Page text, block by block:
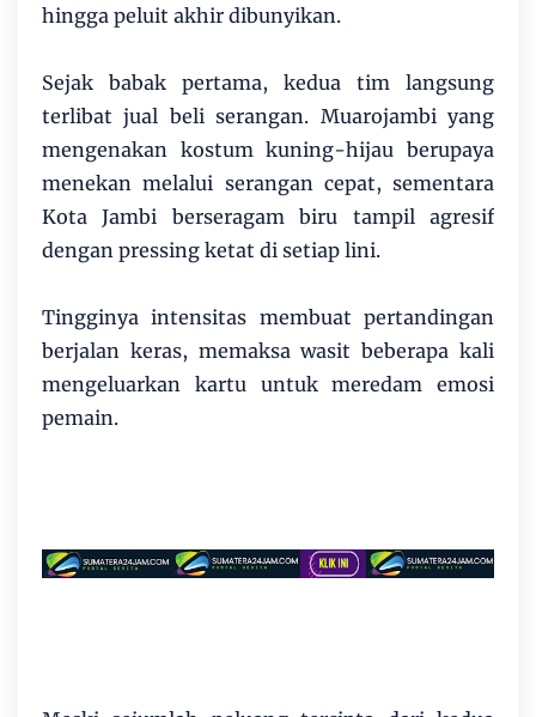
hingga peluit akhir dibunyikan.
Sejak babak pertama, kedua tim langsung
terlibat jual beli serangan. Muarojambi yang
mengenakan kostum kuning-hijau berupaya
menekan melalui serangan cepat, sementara
Kota Jambi berseragam biru tampil agresif
dengan pressing ketat di setiap lini.
Tingginya intensitas membuat pertandingan
berjalan keras, memaksa wasit beberapa kali
mengeluarkan kartu untuk meredam emosi
pemain.